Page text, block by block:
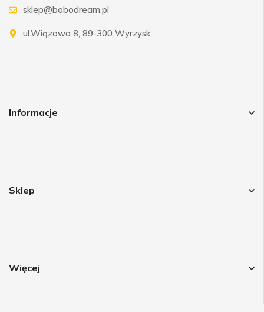
sklep@bobodream.pl
ul.Wiązowa 8, 89-300 Wyrzysk
Informacje
Sklep
Więcej